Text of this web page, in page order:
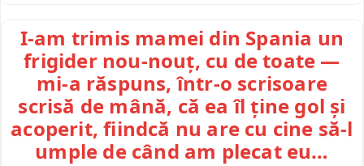
I-am trimis mamei din Spania un
frigider nou-nouț, cu de toate —
mi-a răspuns, într-o scrisoare
scrisă de mână, că ea îl ține gol și
acoperit, fiindcă nu are cu cine să-l
umple de când am plecat eu…